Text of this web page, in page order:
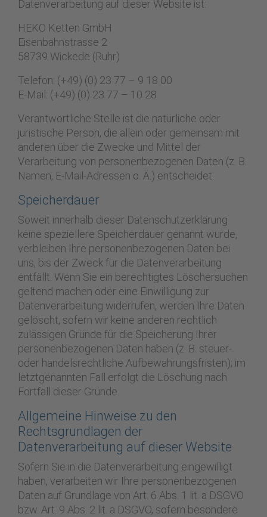
Datenverarbeitung auf dieser Website ist:
HEKO Ketten GmbH
Eisenbahnstrasse 2
58739 Wickede (Ruhr)
Telefon: (+49) (0) 23 77 – 9 18 00
E-Mail: (+49) (0) 23 77 – 10 28
Verantwortliche Stelle ist die natürliche oder
juristische Person, die allein oder gemeinsam mit
anderen über die Zwecke und Mittel der
Verarbeitung von personenbezogenen Daten (z. B.
Namen, E-Mail-Adressen o. Ä.) entscheidet.
Speicherdauer
Soweit innerhalb dieser Datenschutzerklärung
keine speziellere Speicherdauer genannt wurde,
verbleiben Ihre personenbezogenen Daten bei
uns, bis der Zweck für die Datenverarbeitung
entfällt. Wenn Sie ein berechtigtes Löschersuchen
geltend machen oder eine Einwilligung zur
Datenverarbeitung widerrufen, werden Ihre Daten
gelöscht, sofern wir keine anderen rechtlich
zulässigen Gründe für die Speicherung Ihrer
personenbezogenen Daten haben (z. B. steuer-
oder handelsrechtliche Aufbewahrungsfristen); im
letztgenannten Fall erfolgt die Löschung nach
Fortfall dieser Gründe.
Allgemeine Hinweise zu den
Rechtsgrundlagen der
Datenverarbeitung auf dieser Website
Sofern Sie in die Datenverarbeitung eingewilligt
haben, verarbeiten wir Ihre personenbezogenen
Daten auf Grundlage von Art. 6 Abs. 1 lit. a DSGVO
bzw. Art. 9 Abs. 2 lit. a DSGVO, sofern besondere